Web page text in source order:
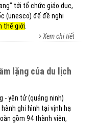
tới tổ chức giáo dục,
(unesco) để đề nghị
thế giới
Xem chi tiết
- yên tử (quảng ninh)
ghi hình tại vịnh hạ
gồm 94 thành viên,